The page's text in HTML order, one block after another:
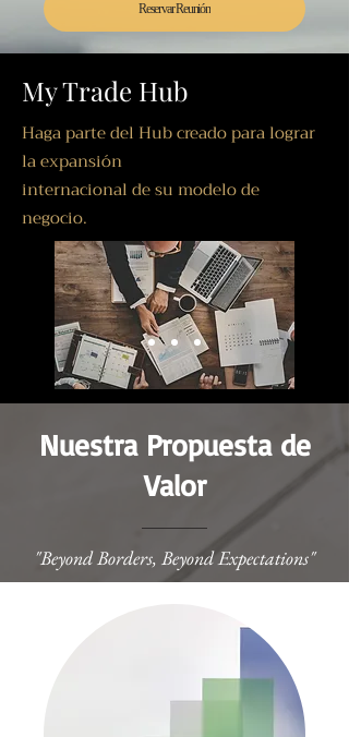
Reservar Reunión
My Trade Hub
Haga parte del Hub creado para lograr
la expansión
internacional de su modelo de
negocio.
Ver más
Nuestra Propuesta de
Valor
"Beyond Borders, Beyond Expectations"